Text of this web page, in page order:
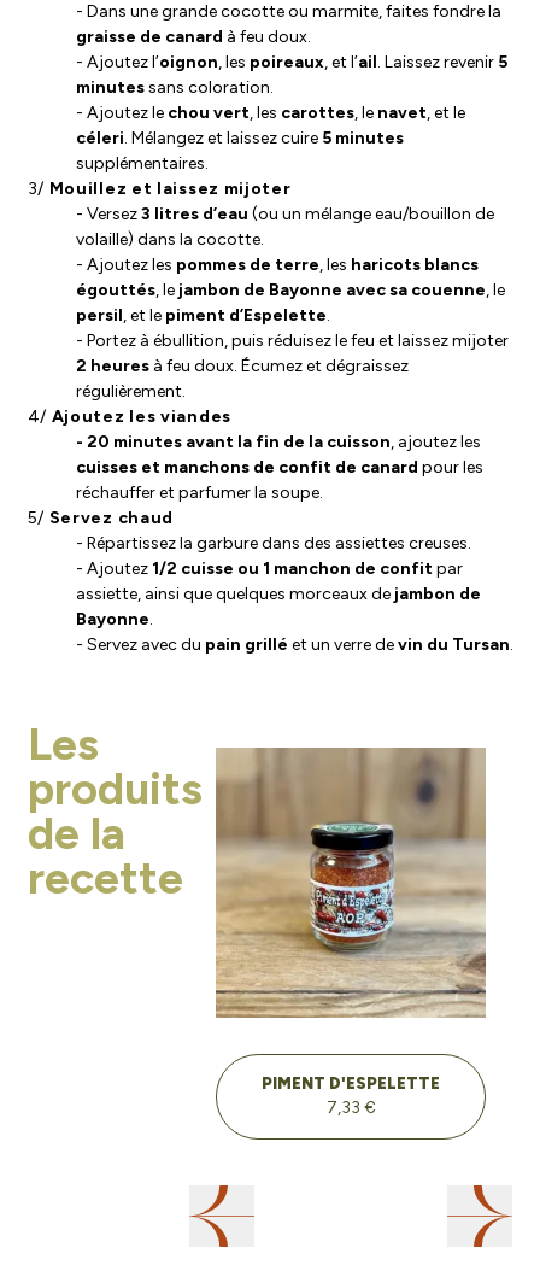
- Dans une grande cocotte ou marmite, faites fondre la
graisse de canard à feu doux.
- Ajoutez l’oignon, les poireaux, et l’ail. Laissez revenir 5
minutessans coloration.
- Ajoutez le chou vert, les carottes, le navet, et le
céleri. Mélangez et laissez cuire 5 minutes
supplémentaires.
3/ Mouillez et laissez mijoter
- Versez3 litres d’eau (ou un mélange eau/bouillon de
volaille) dans la cocotte.
- Ajoutez les pommes de terre, les haricots blancs
égouttés, le jambon de Bayonne avec sa couenne, le
persil, et le piment d’Espelette.
- Portez à ébullition, puis réduisez le feu et laissez mijoter
2 heuresà feu doux. Écumez et dégraissez
régulièrement.
4/ Ajoutez les viandes
- 20 minutes avant la fin de la cuisson, ajoutez les
cuisses et manchons de confit de canard pour les
réchauffer et parfumer la soupe.
5/ Servez chaud
- Répartissez la garbure dans des assiettes creuses.
- Ajoutez 1/2 cuisse ou 1 manchon de confitpar
assiette, ainsi que quelques morceaux de jambon de
Bayonne.
- Servez avec du pain grillé et un verre devin du Tursan.
Les
produits
de la
recette
PIMENT D'ESPELETTE
7,33 €